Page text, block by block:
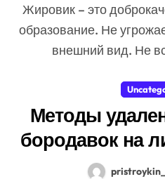
Жировик – это доброкачественное подкожное
образование. Не
внешний вид. Не
Методы
бородавок на
и
pristroykin_